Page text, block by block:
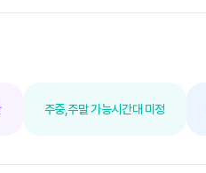
주중,주말 가능시간대 미정